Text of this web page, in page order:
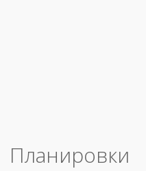
Планировки